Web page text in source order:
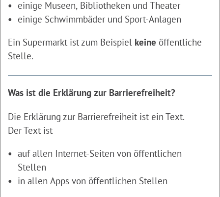
einige Museen, Bibliotheken und Theater
einige Schwimmbäder und Sport-Anlagen
Ein Supermarkt ist zum Beispiel keine öffentliche
Stelle.
Was ist die Erklärung zur Barrierefreiheit?
Die Erklärung zur Barrierefreiheit ist ein Text.
Der Text ist
auf allen Internet-Seiten von öffentlichen
Stellen
in allen Apps von öffentlichen Stellen